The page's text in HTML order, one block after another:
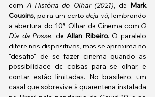
com A História do Olhar (2021), de Mark
Cousins, paira um certo deja vú, lembrando
a abertura do 10ª Olhar de Cinema com O
Dia da Posse, de Allan Ribeiro. O paralelo
difere nos dispositivos, mas se aproxima no
"desafio" de se fazer cinema quando as
possibilidade de coisas para se olhar, e
contar, estão limitadas. No brasileiro, um
casal que sobrevive à quarentena instalada